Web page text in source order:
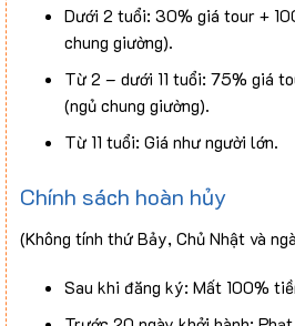
Không bao gồm
Hộ chiếu: Phải còn hạn trên
không chỉnh sửa.
Hành lý quá cước: Quy định là
(xách tay)/khách.
Xe đưa đón sân bay Tân Sơn
đêm ngoài chương trình tại Thái
Dưới 2 tuổi: 30% giá tour +
chung giường).
Từ 2 – dưới 11 tuổi: 75% giá
(ngủ chung giường).
Từ 11 tuổi: Giá như người lớn.
Chính sách hoàn hủy
(Không tính thứ Bảy, Chủ Nhật và
Sau khi đăng ký: Mất 100%